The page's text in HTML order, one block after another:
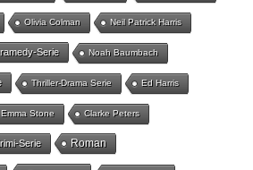
Olivia Colman Neil Patrick Harris
Serie Noah Baumbach
Thriller-Drama Serie Ed Harris
Emma Stone Clarke Peters
Serie Roman